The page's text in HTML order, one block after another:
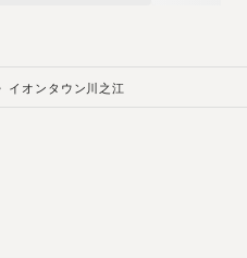
イオンタウン川之江